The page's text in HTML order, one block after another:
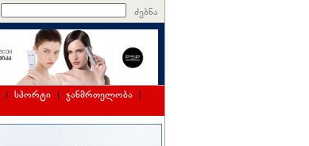
ძებნა
| სპორტი | ჯანმრთელობა |